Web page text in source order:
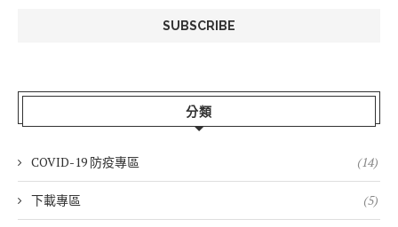
分類
COVID-19 防疫專區 (14)
下載專區 (5)